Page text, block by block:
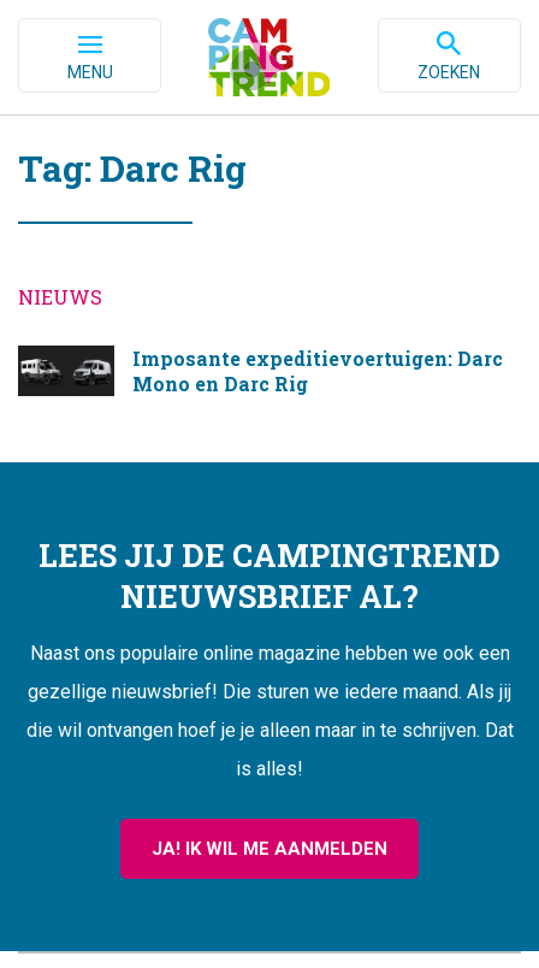
MENU ZOEKEN
Tag: Darc Rig
NIEUWS
Imposante expeditievoertuigen: Darc
Mono en Darc Rig
LEES JIJ DE CAMPINGTREND
NIEUWSBRIEF AL?
Naast ons populaire online magazine hebben we ook een
gezellige nieuwsbrief! Die sturen we iedere maand. Als jij
die wil ontvangen hoef je je alleen maar in te schrijven. Dat
is alles!
JA! IK WIL ME AANMELDEN